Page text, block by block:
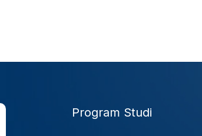
Program Studi